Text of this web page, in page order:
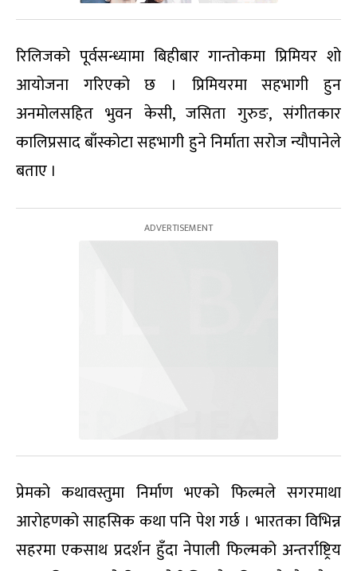
रिलिजको पूर्वसन्ध्यामा बिहीबार गान्तोकमा प्रिमियर शो
आयोजना गरिएको छ । प्रिमियरमा सहभागी हुन
अनमोलसहित भुवन केसी, जसिता गुरुङ, संगीतकार
कालिप्रसाद बाँस्कोटा सहभागी हुने निर्माता सरोज न्यौपानेले
बताए ।
प्रेमको कथावस्तुमा निर्माण भएको फिल्मले सगरमाथा
आरोहणको साहसिक कथा पनि पेश गर्छ । भारतका विभिन्न
सहरमा एकसाथ प्रदर्शन हुँदा नेपाली फिल्मको अन्तर्राष्ट्रिय